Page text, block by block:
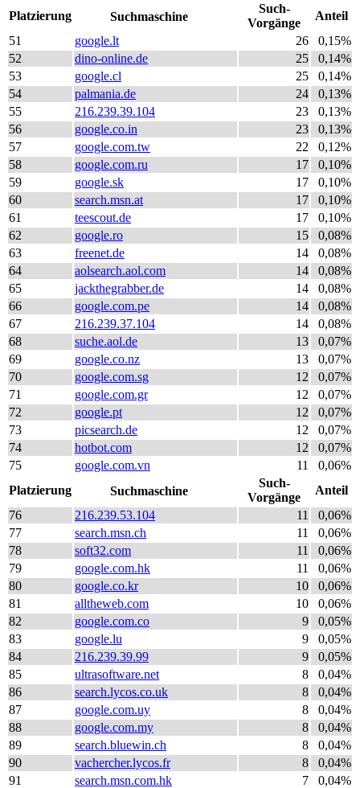
Platzierung
Suchmaschine
Such-
Vorgänge
Anteil
51
google.lt 26
0,15%
52
dino-online.de 25
0,14%
53
google.cl 25
0,14%
54
palmania.de 24
0,13%
55
216.239.39.104 23
0,13%
56
google.co.in 23
0,13%
57
google.com.tw 22
0,12%
58
google.com.ru 17
0,10%
59
google.sk 17
0,10%
60
search.msn.at 17
0,10%
61
teescout.de 17
0,10%
62
google.ro 15
0,08%
63
freenet.de 14
0,08%
64
aolsearch.aol.com 14
0,08%
65
jackthegrabber.de 14
0,08%
66
google.com.pe 14
0,08%
67
216.239.37.104 14
0,08%
68
suche.aol.de 13
0,07%
69
google.co.nz 13
0,07%
70
google.com.sg 12
0,07%
71
google.com.gr 12
0,07%
72
google.pt 12
0,07%
73
picsearch.de 12
0,07%
74
hotbot.com 12
0,07%
75
google.com.vn 11
0,06%
Platzierung
Suchmaschine
Such-
Vorgänge
Anteil
76
216.239.53.104 11
0,06%
77
search.msn.ch 11
0,06%
78
soft32.com 11
0,06%
79
google.com.hk 11
0,06%
80
google.co.kr 10
0,06%
81
alltheweb.com 10
0,06%
82
google.com.co 9
0,05%
83
google.lu 9
0,05%
84
216.239.39.99 9
0,05%
85
ultrasoftware.net 8
0,04%
86
search.lycos.co.uk 8
0,04%
87
google.com.uy 8
0,04%
88
google.com.my 8
0,04%
89
search.bluewin.ch 8
0,04%
90
vachercher.lycos.fr 8
0,04%
91
search.msn.com.hk 7
0,04%